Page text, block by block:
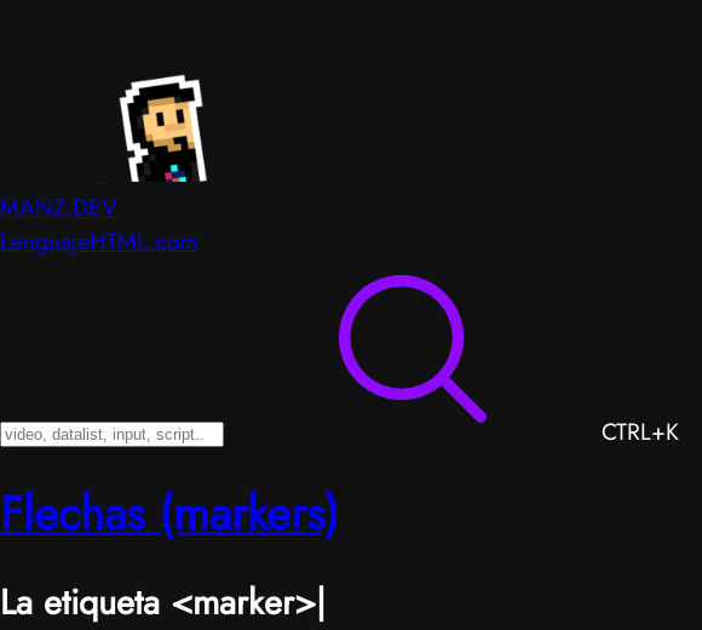
MANZ.DEV
LenguajeHTML.com
CTRL+K
Flechas (markers)
La etiqueta <marker>|